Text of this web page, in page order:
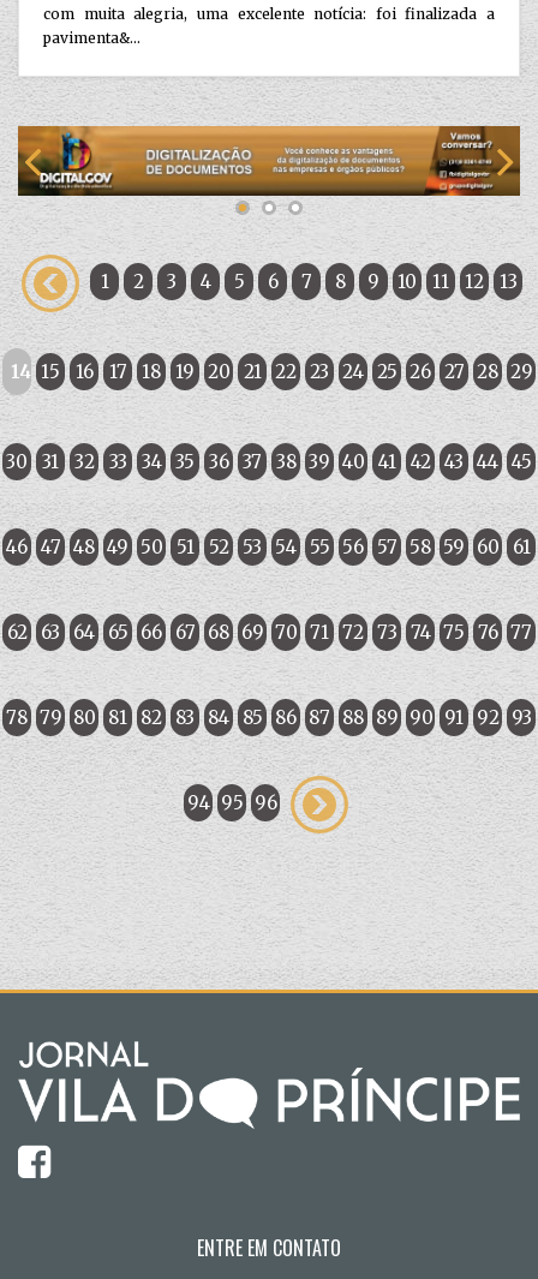
com muita alegria, uma excelente notícia: foi finalizada a
pavimenta&...
1 2 3 4 5 6 7 8 9 10 11 12 13
14 15 16 17 18 19 20 21 22 23 24 25 26 27 28 29
30 31 32 33 34 35 36 37 38 39 40 41 42 43 44 45
46 47 48 49 50 51 52 53 54 55 56 57 58 59 60 61
62 63 64 65 66 67 68 69 70 71 72 73 74 75 76 77
78 79 80 81 82 83 84 85 86 87 88 89 90 91 92 93
94 95 96
ENTRE EM CONTATO